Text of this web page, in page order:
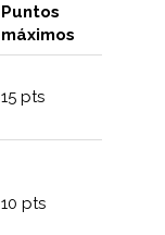
Puntos
máximos
15 pts
10 pts